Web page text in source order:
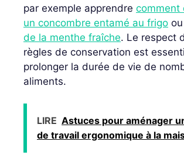
par exemple apprendre comment
un concombre entamé au frigo ou
de la menthe fraîche. Le respect
règles de conservation est
prolonger la durée de vie de
aliments.
LIRE Astuces pour aménager
de travail ergonomique à la